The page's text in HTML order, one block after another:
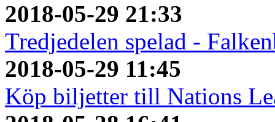
2018-05-29 21:33
Tredjedelen spelad -
2018-05-29 11:45
Köp biljetter till Nations